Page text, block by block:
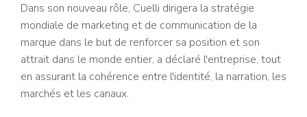
Dans son nouveau rôle, Cuelli dirigera la stratégie
mondiale de marketing et de communication de la
marque dans le but de renforcer sa position et son
attrait dans le monde entier, a déclaré l'entreprise, tout
en assurant la cohérence entre l'identité, la narration, les
marchés et les canaux.